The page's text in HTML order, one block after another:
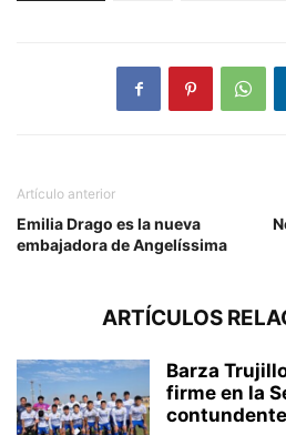
Artículo anterior
Emilia Drago es la nueva
embajadora de Angelíssima
ARTÍCULOS
Barza
firme en la